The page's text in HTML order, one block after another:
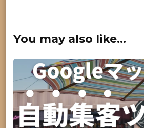
You may also like...